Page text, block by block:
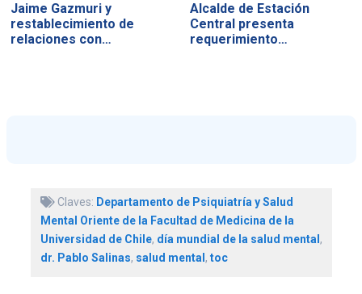
Jaime Gazmuri y
restablecimiento de
relaciones con…
Alcalde de Estación
Central presenta
requerimiento…
Claves: Departamento de Psiquiatría y Salud
Mental Oriente de la Facultad de Medicina de la
Universidad de Chile, día mundial de la salud mental ,
dr. Pablo Salinas, salud mental , toc